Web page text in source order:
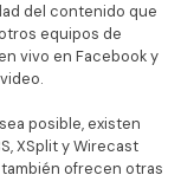
del contenido que
equipos de
vivo en Facebook y
posible, existen
XSplit y Wirecast
ofrecen otras